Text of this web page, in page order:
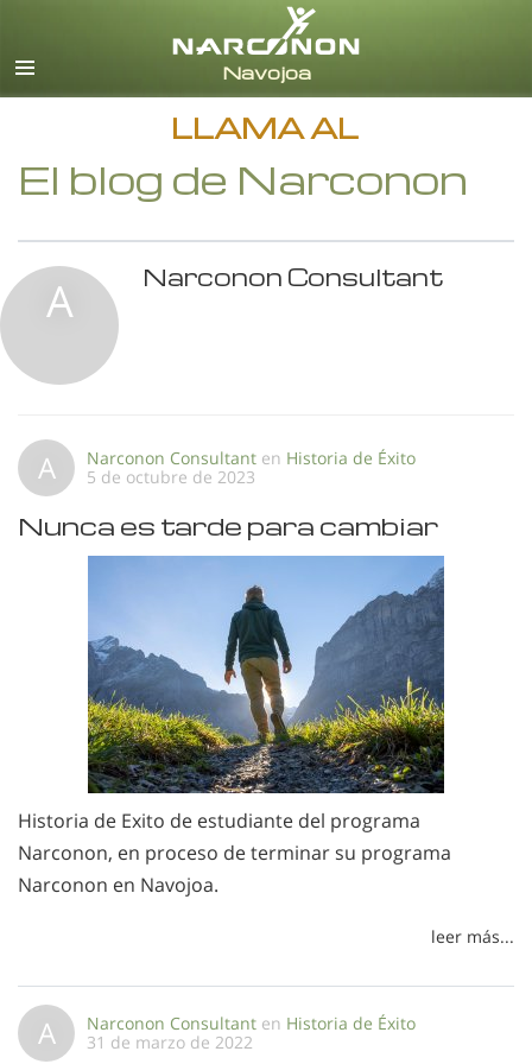
Español
Todas las Regiones/Idiomas
LLAMA AL
El blog de Narconon
A Narconon Consultant
A Narconon Consultant en Historia de Éxito
5 de octubre de 2023
Nunca es tarde para cambiar
Historia de Exito de estudiante del programa
Narconon, en proceso de terminar su programa
Narconon en Navojoa.
leer más...
A Narconon Consultant en Historia de Éxito
31 de marzo de 2022